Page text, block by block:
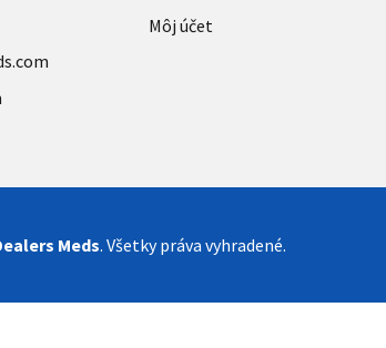
Môj účet
Meds. Všetky práva vyhradené.